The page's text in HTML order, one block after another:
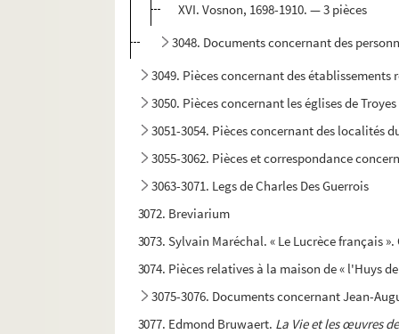
XVI. Vosnon, 1698-1910. — 3 pièces
3048. Documents concernant des
3049. Pièces concernant des établissements
3050. Pièces concernant les églises de
3051-3054. Pièces concernant des localités
3055-3062. Pièces et correspondance
3063-3071. Legs de Charles Des Guerrois
3072. Breviarium
3073. Sylvain Maréchal. « Le Lucrèce français ».
3074. Pièces relatives à la maison de « l'Huys
3075-3076. Documents concernant Jean-
3077. Edmond Bruwaert. La Vie et les œuvres